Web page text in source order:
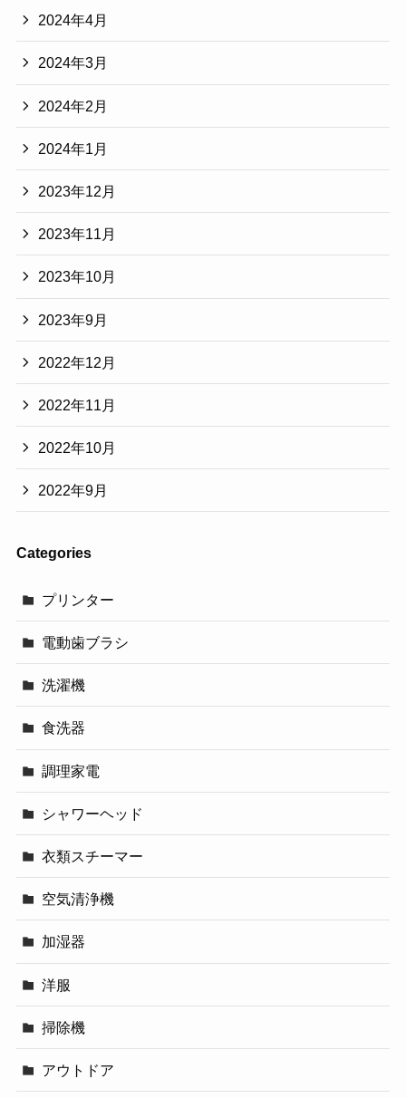
2024年4月
2024年3月
2024年2月
2024年1月
2023年12月
2023年11月
2023年10月
2023年9月
2022年12月
2022年11月
2022年10月
2022年9月
Categories
プリンター
電動歯ブラシ
洗濯機
食洗器
調理家電
シャワーヘッド
衣類スチーマー
空気清浄機
加湿器
洋服
掃除機
アウトドア